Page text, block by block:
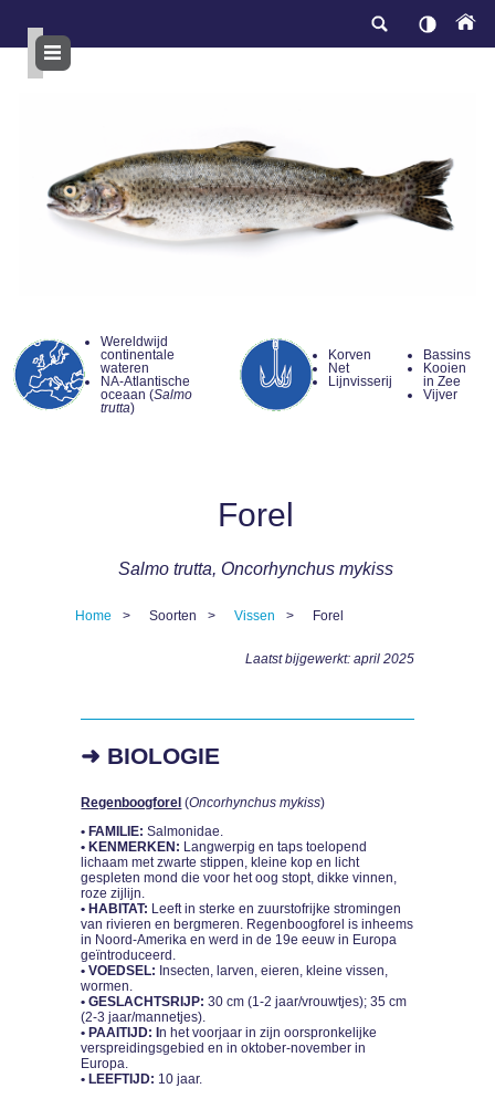
inhoud
Wereldwijd
continentale
wateren
NA-Atlantische
oceaan (Salmo
trutta)
Korven
Net
Lijnvisserij
Bassins
Kooien
in Zee
Vijver
Forel
Salmo trutta, Oncorhynchus mykiss
Home Soorten Vissen Forel
Laatst bijgewerkt: april 2025
➜ BIOLOGIE
Regenboogforel (Oncorhynchus mykiss)
• FAMILIE: Salmonidae.
• KENMERKEN: Langwerpig en taps toelopend
lichaam met zwarte stippen, kleine kop en licht
gespleten mond die voor het oog stopt, dikke vinnen,
roze zijlijn.
• HABITAT: Leeft in sterke en zuurstofrijke stromingen
van rivieren en bergmeren. Regenboogforel is inheems
in Noord-Amerika en werd in de 19e eeuw in Europa
geïntroduceerd.
• VOEDSEL: Insecten, larven, eieren, kleine vissen,
wormen.
• GESLACHTSRIJP: 30 cm (1-2 jaar/vrouwtjes); 35 cm
(2-3 jaar/mannetjes).
• PAAITIJD: In het voorjaar in zijn oorspronkelijke
verspreidingsgebied en in oktober-november in
Europa.
• LEEFTIJD: 10 jaar.